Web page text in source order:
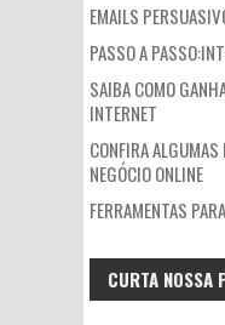
EMAILS
PASSO A
SAIBA COMO
INTERNET
CONFIRA
NEGÓCIO ONLINE
FERRAMENTAS
CURTA NOSSA